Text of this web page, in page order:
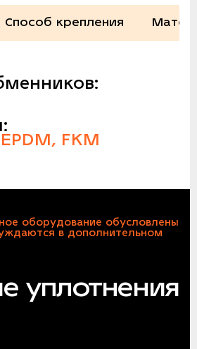
Способ крепления
FKM
оборудование обусловлены
в дополнительном
уплотнения